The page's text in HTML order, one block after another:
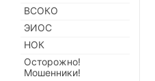
ВСОКО
ЭИОС
НОК
Осторожно!
Мошенники!